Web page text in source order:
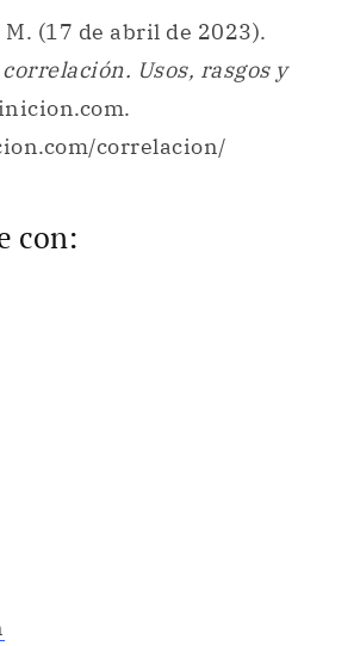
(17 de abril de 2023).
Usos, rasgos y
correlacion/
con: